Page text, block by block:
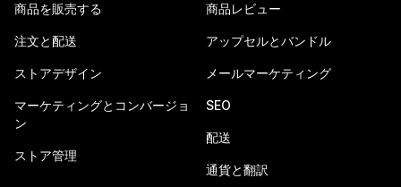
商品を販売する
注文と配送
ストアデザイン
マーケティングとコンバージョ
ン
ストア管理
商品レビュー
アップセルとバンドル
メールマーケティング
SEO
配送
通貨と翻訳